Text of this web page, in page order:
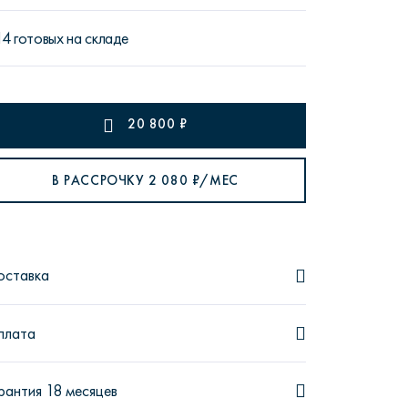
Аптаун
готовых на складе
20 800 ₽
В РАССРОЧКУ 2 080 ₽/МЕС
18 месяцев